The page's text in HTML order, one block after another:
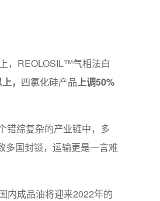
，REOLOSIL™气相法白
， 四氯化硅产品上调50%
错综复杂的产业链中，多
多国封锁，运输更是一言难
内成品油将迎来2022年的